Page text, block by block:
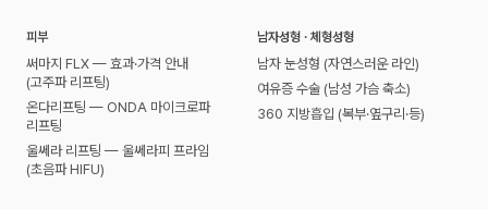
피부
써마지 FLX — 효과·가격 안내
(고주파 리프팅)
온다리프팅 — ONDA 마이크로파
리프팅
울쎄라 리프팅 — 울쎄라피 프라임
(초음파 HIFU)
남자성형 · 체형성형
남자 눈성형 (자연스러운 라인)
여유증 수술 (남성 가슴 축소)
360 지방흡입 (복부·옆구리·등)